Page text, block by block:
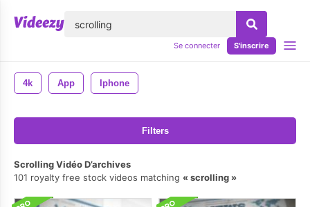
Se connecter S'inscrire
4k App Iphone
Filters
Scrolling Vidéo D’archives
101 royalty free stock videos matching
scrolling